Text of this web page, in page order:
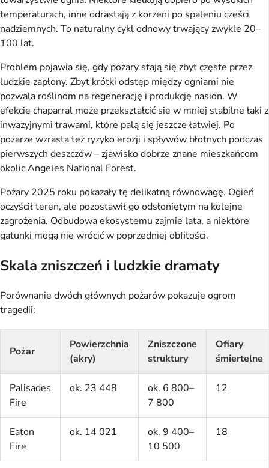
temperaturach, inne odrastają z korzeni po spaleniu części
nadziemnych. To naturalny cykl odnowy trwający zwykle 20–
100 lat.
Problem pojawia się, gdy pożary stają się zbyt częste przez
ludzkie zapłony. Zbyt krótki odstęp między ogniami nie
pozwala roślinom na regenerację i produkcję nasion. W
efekcie chaparral może przekształcić się w mniej stabilne łąki z
inwazyjnymi trawami, które palą się jeszcze łatwiej. Po
pożarze wzrasta też ryzyko erozji i spływów błotnych podczas
pierwszych deszczów – zjawisko dobrze znane mieszkańcom
okolic Angeles National Forest.
Pożary 2025 roku pokazały tę delikatną równowagę. Ogień
oczyścił teren, ale pozostawił go odsłoniętym na kolejne
zagrożenia. Odbudowa ekosystemu zajmie lata, a niektóre
gatunki mogą nie wrócić w poprzedniej obfitości.
Skala zniszczeń i ludzkie dramaty
Porównanie dwóch głównych pożarów pokazuje ogrom
tragedii:
Pożar
Powierzchnia
(akry)
Zniszczone
struktury
Ofiary
śmiertelne
Palisades
Fire
ok. 23 448
ok. 6 800–
7 800
12
Eaton
Fire
ok. 14 021
ok. 9 400–
10 500
18